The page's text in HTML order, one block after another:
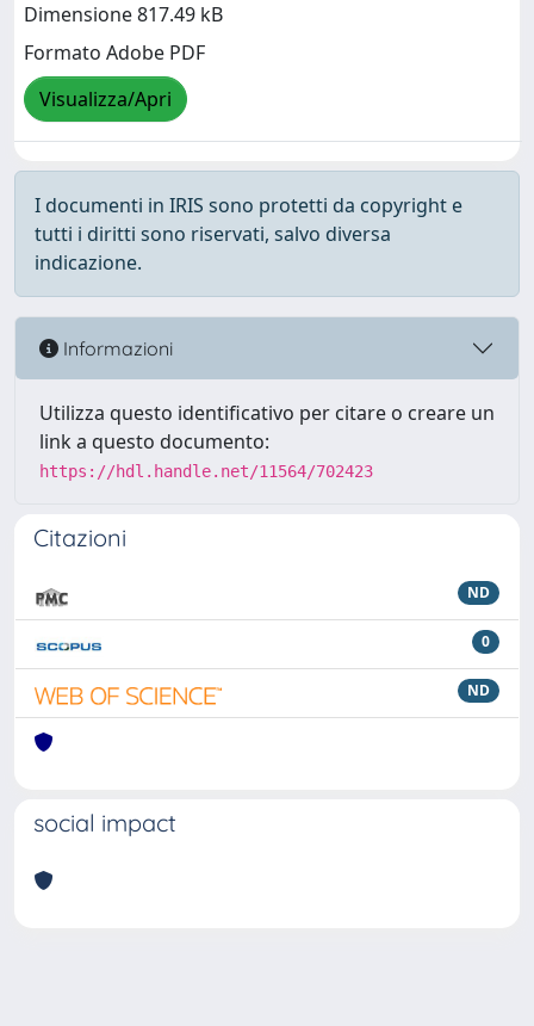
Dimensione 817.49 kB
Formato Adobe PDF
Visualizza/Apri
I documenti in IRIS sono protetti da copyright e
tutti i diritti sono riservati, salvo diversa
indicazione.
Informazioni
Utilizza questo identificativo per citare o creare un
link a questo documento:
https://hdl.handle.net/11564/702423
Citazioni
ND
0
ND
social impact